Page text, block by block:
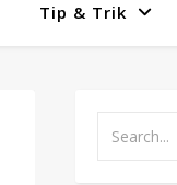
Tip & Trik